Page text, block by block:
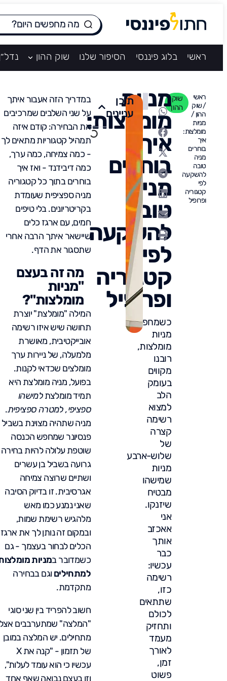
ראשי בלוג פיננסי הסיפור שלנו שוק ההון
ראשי
/שוק
ההון/
מניות
מומלצות:
איך
בוחרים
מניה
טובה
להשקעה
לפי
קטגוריה
ופרופיל
שוק
ההוןמניות
מומלצות:
איך
בוחרים
מניה
טובה
להשקעה
לפי
קטגוריה
ופרופיל
כשמחפשים
מניות
מומלצות,
רובנו
מקווים
בעומק
הלב
למצוא
רשימה
קצרה
של
שלוש-ארבע
מניות
שמישהו
מבטיח
שיזנקו.
אני
אאכזב
אותך
כבר
עכשיו:
רשימה
כזו,
שתתאים
לכולם
ותחזיק
מעמד
לאורך
זמן,
פשוט
תוכן
עניינים
במדריך הזה אעבור איתך
על שני השלבים שמרכיבים
את הבחירה: קודם איזה
תמהיל קטגוריות מתאים לך
- כמה צמיחה, כמה ערך,
כמה דיבידנד - ואז איך
בוחרים בתוך כל קטגוריה
מניה ספציפית שעומדת
בקריטריונים. בלי טיפים
חמים, עם ארגז כלים
שיישאר איתך הרבה אחרי
שתסגור את הדף.
מה זה בעצם
"מניות
מומלצות"?
המילה "מומלצת" יוצרת
תחושה שיש איזו רשימה
אובייקטיבית, מאושרת
מלמעלה, של ניירות ערך
מומלצים שכדאי לקנות.
בפועל, מניה מומלצת היא
תמיד מומלצתלמישהו
ספציפי, למטרה ספציפית.
מניה שתהיה מצוינת בשביל
פנסיונר שמחפש הכנסה
שוטפת עלולה להיות בחירה
גרועה בשביל בן עשרים
ושתיים שרוצה צמיחה
אגרסיבית. זו בדיוק הסיבה
שאני נמנע כמו מאש
מלהגיש רשימת שמות,
ובמקום זה נותן לך את ארגז
הכלים לבחור בעצמך - גם
כשמדובר במניות
למתחילים וגם בבחירה
מתקדמת.
חשוב להפריד בין שני סוגי
"המלצה" שמתערבבים אצל
מתחילים. יש המלצה במובן
של תזמון - "קנה את X
עכשיו כי הוא עומד לעלות",
וזו בעצם נבואה שאף אחד